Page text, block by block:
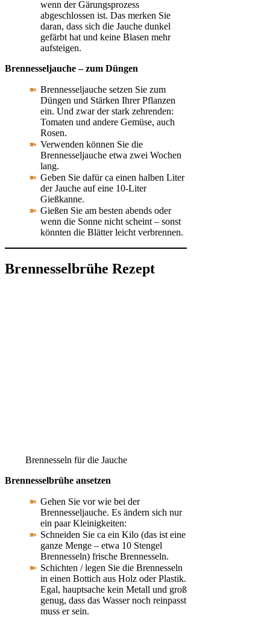
wenn der Gärungsprozess
abgeschlossen ist. Das merken Sie
daran, dass sich die Jauche dunkel
gefärbt hat und keine Blasen mehr
aufsteigen.
Brennesseljauche – zum Düngen
Brennesseljauche setzen Sie zum
Düngen und Stärken Ihrer Pflanzen
ein. Und zwar der stark zehrenden:
Tomaten und andere Gemüse, auch
Rosen.
Verwenden können Sie die
Brennesseljauche etwa zwei Wochen
lang.
Geben Sie dafür ca einen halben Liter
der Jauche auf eine 10-Liter
Gießkanne.
Gießen Sie am besten abends oder
wenn die Sonne nicht scheint – sonst
könnten die Blätter leicht verbrennen.
Brennesselbrühe Rezept
Brennesseln für die Jauche
Brennesselbrühe ansetzen
Gehen Sie vor wie bei der
Brennesseljauche. Es ändern sich nur
ein paar Kleinigkeiten:
Schneiden Sie ca ein Kilo (das ist eine
ganze Menge – etwa 10 Stengel
Brennesseln) frische Brennesseln.
Schichten / legen Sie die Brennesseln
in einen Bottich aus Holz oder Plastik.
Egal, hauptsache kein Metall und groß
genug, dass das Wasser noch reinpasst
muss er sein.